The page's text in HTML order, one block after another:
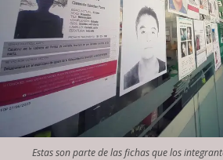
Estas son parte de las fichas que los